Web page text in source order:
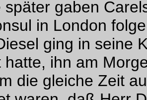
später gaben
in London
ging in seine
hatte, ihn am
die gleiche Zeit